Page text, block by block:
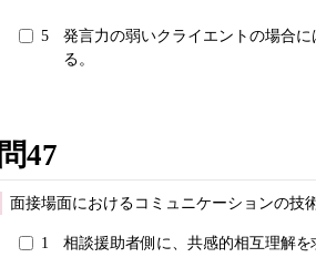
5
発言力の弱いクライエントの場合
る。
問47
面接場面におけるコミュニケーションの技
1 相談援助者側に、共感的相互理解